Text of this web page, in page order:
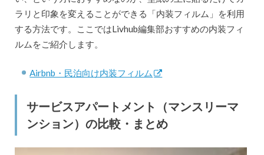
ラリと印象を変えることができる「内装フィルム」を利用
する方法です。ここではLivhub編集部おすすめの内装フィ
ルムをご紹介します。
Airbnb・民泊向け内装フィルム
サービスアパートメント（マンスリーマ
ンション）の比較・まとめ